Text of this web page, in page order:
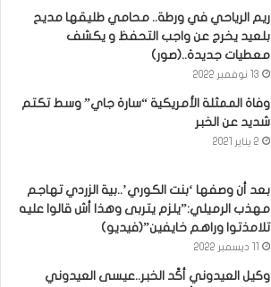
ريم الرياحي في ورطة.. محامي طليقها مديح
بلعيد يخرج عن واجب التحفظ و يكشف
معطيات جديدة..(صور)
13 نوفمبر 2022
وفاة الممثلة الأمريكية “سارة جاي” وسط تكتم
شديد عن الخبر
2 يناير 2021
بعد أن وصفها ‘بنت الكوري’..بية الزردي تهاجم
مهذب الرميلي:”يلزم يتربى وهذا أش قالوا عليه
تلامذتوا وراهم خايفين”(فيديو)
وكيل العيدوني أكّد الخبر..عيسى العيدوني